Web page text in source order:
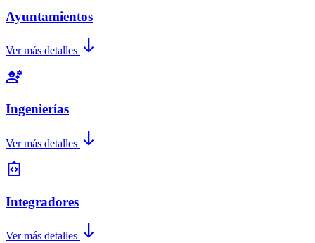
Ayuntamientos
Ver más detalles south
engineering
Ingenierías
Ver más detalles south
integration_instructions
Integradores
Ver más detalles south